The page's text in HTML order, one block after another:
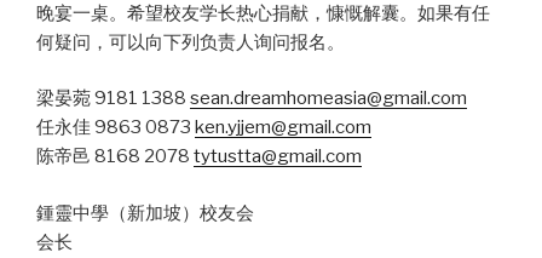
晚宴一桌。希望校友学长热心捐献，慷慨解囊。如果有任
何疑问，可以向下列负责人询问报名。
梁晏菀 9181 1388 sean.dreamhomeasia@gmail.com
任永佳 9863 0873 ken.yjjem@gmail.com
陈帝邑 8168 2078 tytustta@gmail.com
鍾靈中學（新加坡）校友会
会长